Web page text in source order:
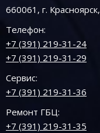
660061, г.
Телефон:
+7 (391) 219-31-24
+7 (391) 219-31-29
Сервис:
+7 (391) 219-31-36
Ремонт ГБЦ:
+7 (391) 219-31-35